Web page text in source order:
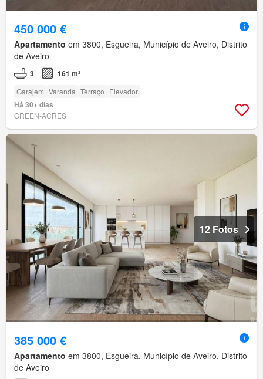
450 000 €
Apartamento em 3800, Esgueira, Município de Aveiro, Distrito
de Aveiro
3 161 m²
Garajem Varanda Terraço Elevador
Há 30+ dias
GREEN-ACRES
12 Fotos
385 000 €
Apartamento em 3800, Esgueira, Município de Aveiro, Distrito
de Aveiro